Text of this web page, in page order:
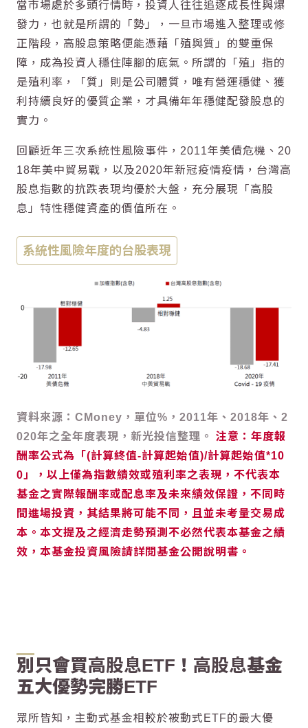
當市場處於多頭行情時，投資人往往追逐成長性與爆
發力，也就是所謂的「勢」，一旦市場進入整理或修
正階段， 高股息策略便能憑藉「殖與質」的雙重保
障，成為投資人穩住陣腳的底氣。所謂的「殖」指的
是殖利率，「質」則是公司體質，唯有營運穩健、獲
利持續良好的優質企業，才具備年年穩健配發股息的
實力。
回顧近年三次系統性風險事件，2011年美債危機、20
18年美中貿易戰，以及2020年新冠疫情疫情，台灣高
股息指數的抗跌表現均優於大盤，充分展現「 高股
息 」特性穩健資產的價值所在。
系統性風險年度的台股表現
資料來源：CMoney，單位%，2011年、2018年、2
020年之全年度表現，新光投信整理。 注意：年度報
酬率公式為「(計算終值-計算起始值)/計算起始值*10
0」，以上僅為指數績效或殖利率之表現，不代表本
基金之實際報酬率或配息率及未來績效保證，不同時
間進場投資，其結果將可能不同，且並未考量交易成
本。本文提及之經濟走勢預測不必然代表本基金之績
效，本基金投資風險請詳閱基金公開說明書。
別只會買高股息ETF！ 高股息基金
五大優勢完勝ETF
眾所皆知，主動式基金相較於被動式ETF的最大優